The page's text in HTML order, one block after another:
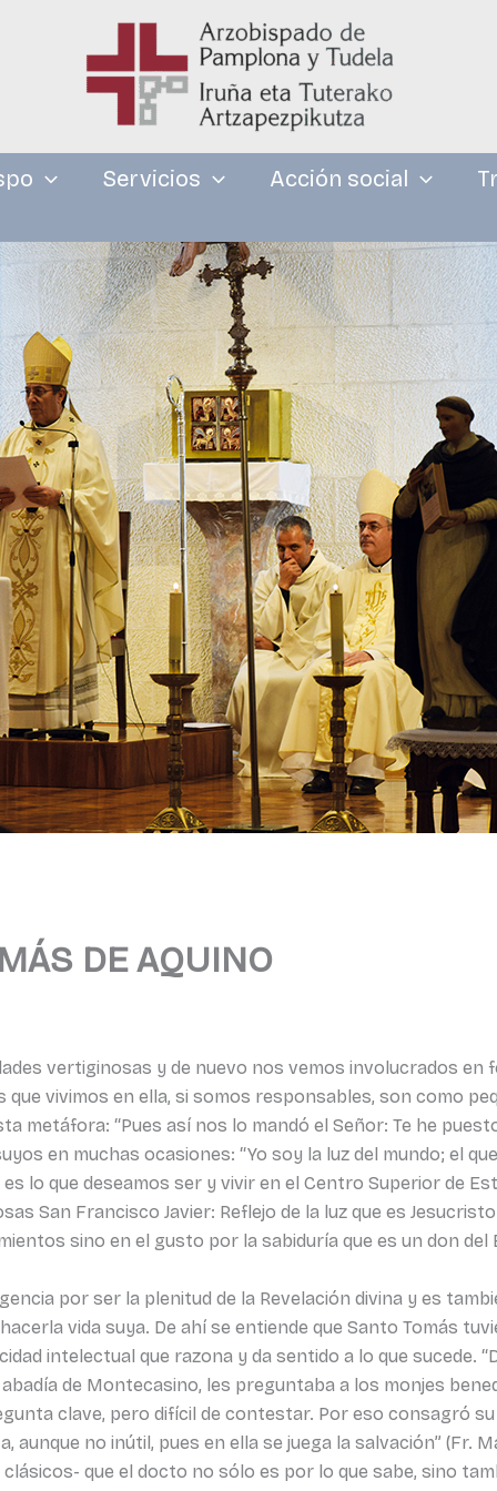
Servicios Acción social
DE AQUINO
vertiginosas y de nuevo nos vemos involucrados en
vivimos en ella, si somos responsables, son como
metáfora: “Pues así nos lo mandó el Señor: Te he
en muchas ocasiones: “Yo soy la luz del mundo; el
es lo que deseamos ser y vivir en el Centro Superior de
San Francisco Javier: Reflejo de la luz que es
sino en el gusto por la sabiduría que es un don del
por ser la plenitud de la Revelación divina y es
vida suya. De ahí se entiende que Santo Tomás
intelectual que razona y da sentido a lo que sucede.
de Montecasino, les preguntaba a los monjes
clave, pero difícil de contestar. Por eso consagró
no inútil, pues en ella se juega la salvación” (Fr.
que el docto no sólo es por lo que sabe, sino